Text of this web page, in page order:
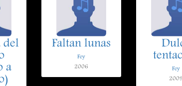
del
a
Faltan lunas
Fey
2006
Fey
2009